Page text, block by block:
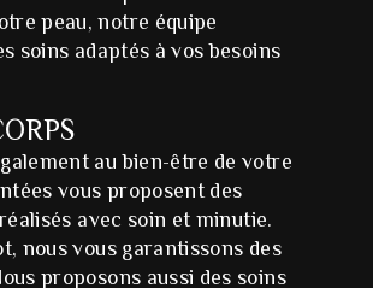
peau, notre équipe
soins adaptés à vos besoins
au bien-être de votre
vous proposent des
avec soin et minutie.
nous vous garantissons des
proposons aussi des soins